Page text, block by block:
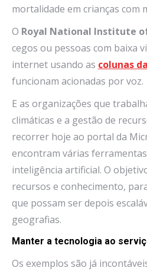
mortalidade em crianças com
O Royal National Institute
cegos ou pessoas com baixa
internet usando as colunas
funcionam acionadas por voz.
E as organizações que
climáticas e a gestão de
recorrer hoje ao portal da
encontram várias
inteligência artificial. O
recursos e conhecimento,
que possam ser depois
geografias.
Manter a tecnologia ao
Os exemplos são já